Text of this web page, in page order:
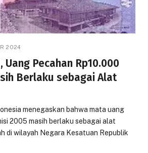
2024
Uang Pecahan Rp10.000
Berlaku sebagai Alat
menegaskan bahwa mata uang
2005 masih berlaku sebagai alat
di wilayah Negara Kesatuan Republik